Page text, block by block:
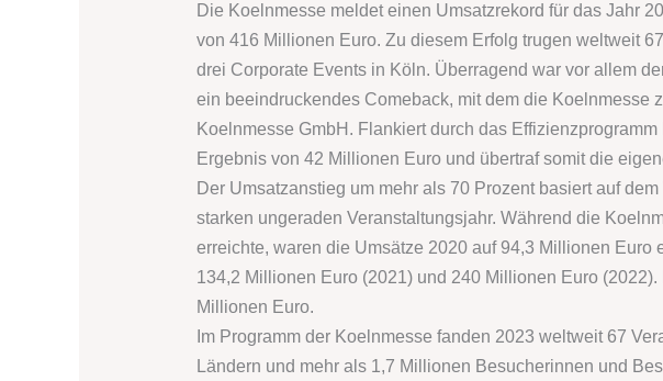
Die Koelnmesse meldet einen Umsatzrekord für das Jahr
von 416 Millionen Euro. Zu diesem Erfolg trugen weltweit
drei Corporate Events in Köln. Überragend war vor allem
ein beeindruckendes Comeback, mit dem die Koelnmesse
Koelnmesse GmbH. Flankiert durch das
Ergebnis von 42 Millionen Euro und übertraf somit die
Der Umsatzanstieg um mehr als 70 Prozent basiert auf
starken ungeraden Veranstaltungsjahr. Während die
erreichte, waren die Umsätze 2020 auf 94,3 Millionen
134,2 Millionen Euro (2021) und 240 Millionen Euro
Millionen Euro.
Im Programm der Koelnmesse fanden 2023 weltweit 67
Ländern und mehr als 1,7 Millionen Besucherinnen und